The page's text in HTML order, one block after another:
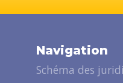
Navigation
Schéma des